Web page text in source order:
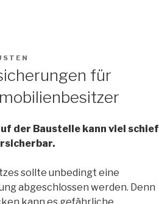
für
der Baustelle kann viel schief
sollte unbedingt eine
abgeschlossen werden. Denn